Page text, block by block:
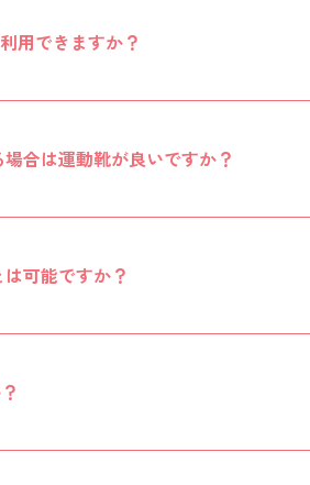
用できますか？
合は運動靴が良いですか？
可能ですか？